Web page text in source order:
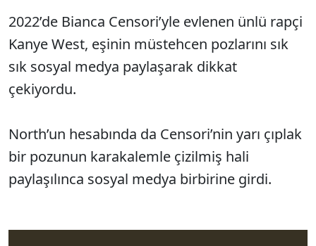
2022’de Bianca Censori’yle evlenen ünlü rapçi
Kanye West, eşinin müstehcen pozlarını sık
sık sosyal medya paylaşarak dikkat
çekiyordu.
North’un hesabında da Censori’nin yarı çıplak
bir pozunun karakalemle çizilmiş hali
paylaşılınca sosyal medya birbirine girdi.